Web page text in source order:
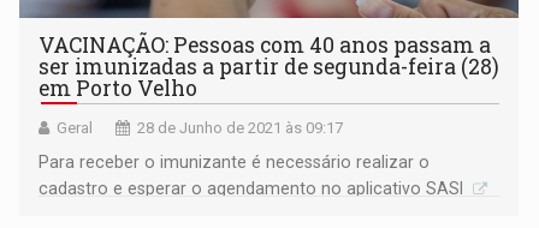
VACINAÇÃO: Pessoas com 40 anos passam a
ser imunizadas a partir de segunda-feira (28)
em Porto Velho
Geral 28 de Junho de 2021 às 09:17
Para receber o imunizante é necessário realizar o
cadastro e esperar o agendamento no aplicativo SASI